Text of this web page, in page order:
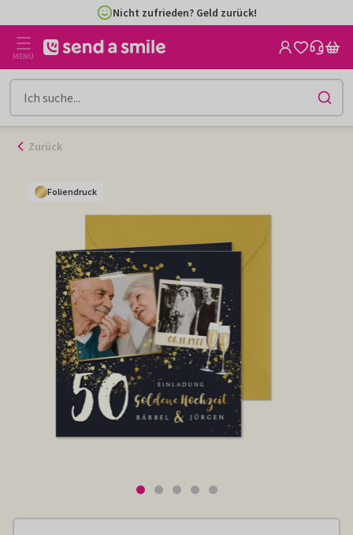
Inhalt
gehen
Nicht zufrieden? Geld zurück!
MENÜ
Zurück
Foliendruck
Foliendruck
Foliendruck
Foliendruck
Foliendruck